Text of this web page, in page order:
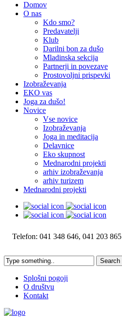
Domov
O nas
Kdo smo?
Predavatelji
Klub
Darilni bon za dušo
Mladinska sekcija
Partnerji in povezave
Prostovoljni prispevki
Izobraževanja
EKO vas
Joga za dušo!
Novice
Vse novice
Izobraževanja
Joga in meditacija
Delavnice
Eko skupnost
Mednarodni projekti
arhiv izobraževanja
arhiv turizem
Mednarodni projekti
Telefon: 041 348 646, 041 203 865
Splošni pogoji
O društvu
Kontakt